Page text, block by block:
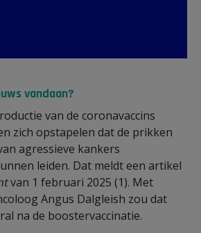
vandaan?
van de coronavaccins
zich opstapelen dat de prikken
agressieve kankers
leiden. Dat meldt een artikel
van 1 februari 2025 (1). Met
Angus Dalgleish zou dat
na de boostervaccinatie.